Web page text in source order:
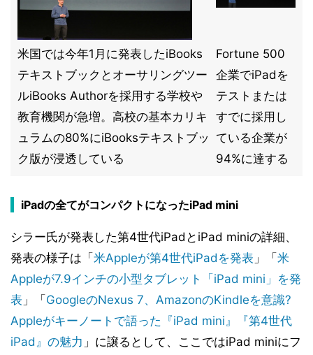
米国では今年1月に発表したiBooks
テキストブックとオーサリングツー
ルiBooks Authorを採用する学校や
教育機関が急増。高校の基本カリキ
ュラムの80%にiBooksテキストブッ
ク版が浸透している
Fortune 500
企業でiPadを
テストまたは
すでに採用し
ている企業が
94%に達する
iPadの全てがコンパクトになったiPad mini
シラー氏が発表した第4世代iPadとiPad miniの詳細、
発表の様子は「 米Appleが第4世代iPadを発表 」「 米
Appleが7.9インチの小型タブレット「iPad mini」を発
表 」「 GoogleのNexus 7、AmazonのKindleを意識?
Appleがキーノートで語った『iPad mini』『第4世代
iPad』の魅力 」に譲るとして、ここではiPad miniにフ